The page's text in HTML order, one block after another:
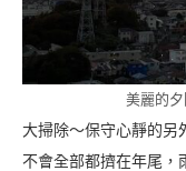
美麗的
大掃除～保守心靜的另
不會全部都擠在年尾，